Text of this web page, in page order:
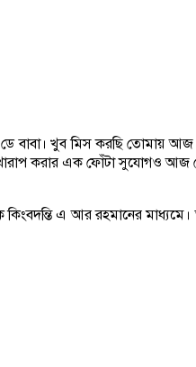
ডে বাবা। খুব মিস করছি
করার এক ফোঁটা সুযোগও
এ আর রহমানের